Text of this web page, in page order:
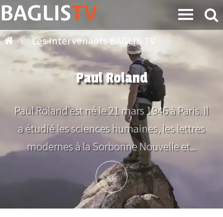
› Les Intervenants BAGLIS TV
Paul Roland
Paul Roland est né le 21 mars 1946 à Paris. Il
a étudié les sciences humaines, les lettres
modernes à la Sorbonne Nouvelle et...
Plus d'info